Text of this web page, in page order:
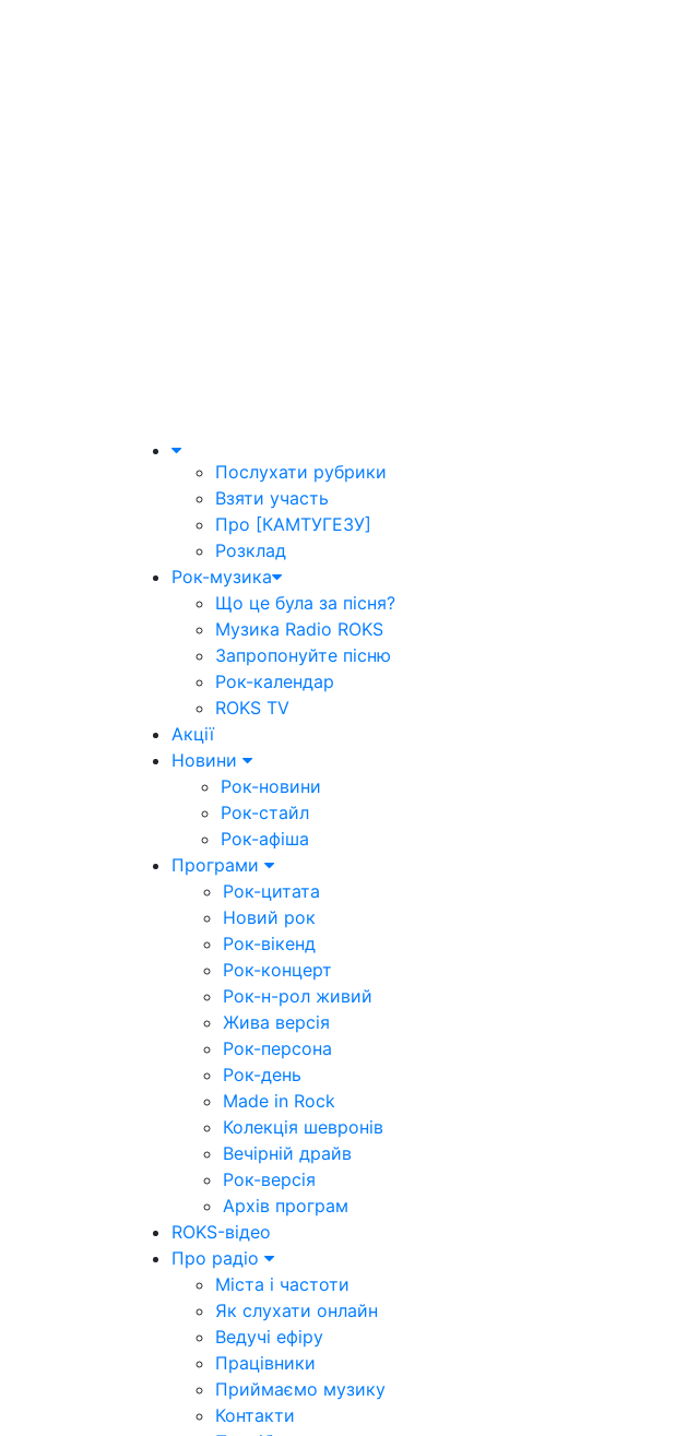
Послухати рубрики
Взяти участь
Про [КАМТУГЕЗУ]
Розклад
Рок-музика
Що це була за пісня?
Музика Radio ROKS
Запропонуйте пісню
Рок-календар
ROKS TV
Акції
Новини
Рок-новини
Рок-стайл
Рок-афіша
Програми
Рок-цитата
Новий рок
Рок-вікенд
Рок-концерт
Рок-н-рол живий
Жива версія
Рок-персона
Рок-день
Made in Rock
Колекція шевронів
Вечірній драйв
Рок-версія
Архів програм
ROKS-відео
Про радіо
Міста і частоти
Як слухати онлайн
Ведучі ефіру
Працівники
Приймаємо музику
Контакти